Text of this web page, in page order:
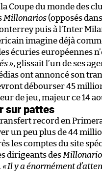
Coupe du monde des
Millonarios(opposés
puis à l’Inter
imagine déjà
écuries européennes
», glissait l’un de ses
ont annoncé son
débourser 45
de jeu, majeur ce 14
sur pattes
record en
un peu plus de 44
les comptes du site
dirigeants des
«Il y a énormément